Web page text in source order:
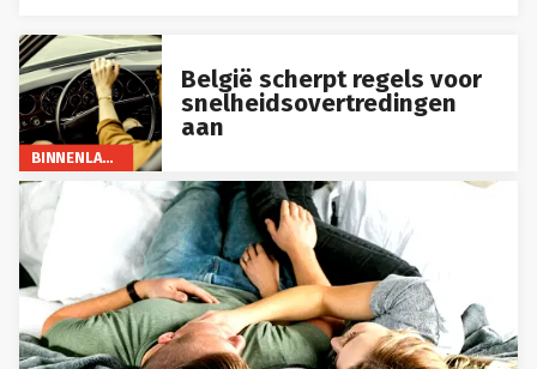
BINNENLAND
België scherpt regels voor
snelheidsovertredingen
aan